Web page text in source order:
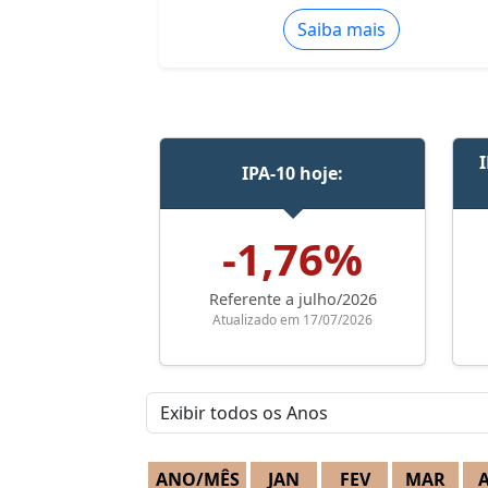
Saiba mais
IPA-10 hoje:
-1,76%
Referente a julho/2026
Atualizado em 17/07/2026
ANO/MÊS JAN FEV MAR